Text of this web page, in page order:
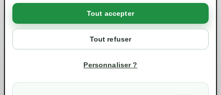
Tout accepter
Tout refuser
Personnaliser ?
Politique de confidentialité RGPD
Votre compte
info@green-tech-shop.com